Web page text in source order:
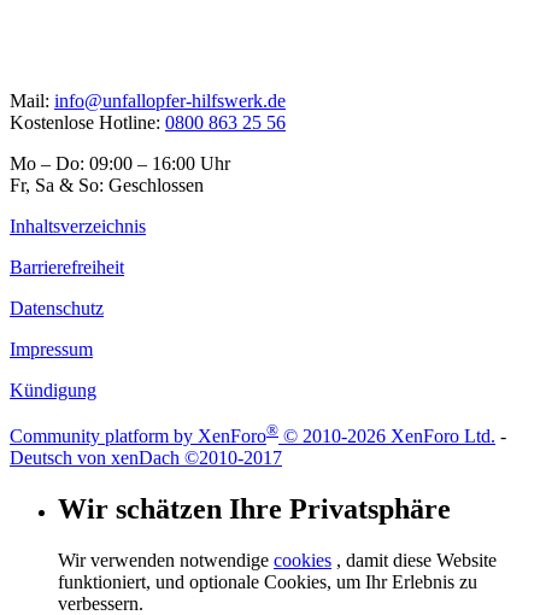
Mail: info@unfallopfer-hilfswerk.de
Kostenlose Hotline: 0800 863 25 56
Mo – Do: 09:00 – 16:00 Uhr
Fr, Sa & So: Geschlossen
Inhaltsverzeichnis
Barrierefreiheit
Datenschutz
Impressum
Kündigung
Community platform by XenForo® © 2010-2026 XenForo Ltd. -
Deutsch von xenDach ©2010-2017
Wir schätzen Ihre Privatsphäre
Wir verwenden notwendige cookies , damit diese Website
funktioniert, und optionale Cookies, um Ihr Erlebnis zu
verbessern.